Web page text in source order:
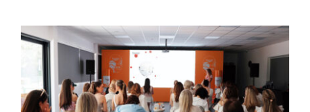
View
Larger
Image